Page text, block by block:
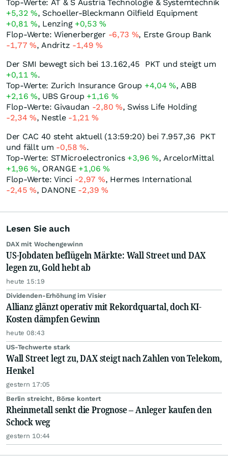
Top-Werte: AT & S Austria Technologie & Systemtechnik
+5,32%, Schoeller-Bleckmann Oilfield Equipment
+0,81%, Lenzing +0,53%
Flop-Werte: Wienerberger -6,73 %, Erste Group Bank
-1,77%, Andritz -1,49%
Der SMI bewegt sich bei 13.162,45
PKTund steigt um
+0,11%.
Top-Werte: Zurich Insurance Group +4,04%, ABB
+2,16%, UBS Group +1,16 %
Flop-Werte: Givaudan -2,80 %, Swiss Life Holding
-2,34%, Nestle -1,21%
Der CAC 40 steht aktuell (13:59:20) bei 7.957,36 PKT
und fällt um -0,58%.
Top-Werte: STMicroelectronics +3,96%, ArcelorMittal
+1,96%, ORANGE +1,06%
Flop-Werte: Vinci -2,97 %, Hermes International
-2,45%, DANONE -2,39%
Lesen Sie auch
DAX mit Wochengewinn
US-Jobdaten beflügeln Märkte: Wall Street und DAX
legen zu, Gold hebt ab
heute 15:19
Dividenden-Erhöhung im Visier
Allianz glänzt operativ mit Rekordquartal, doch KI-
Kosten dämpfen Gewinn
heute 08:43
US-Techwerte stark
Wall Street legt zu, DAX steigt nach Zahlen von Telekom,
Henkel
gestern 17:05
Berlin streicht, Börse kontert
Rheinmetall senkt die Prognose – Anleger kaufen den
Schock weg
gestern 10:44